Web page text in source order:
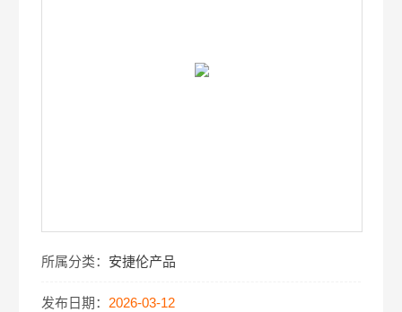
所属分类： 安捷伦产品
发布日期： 2026-03-12